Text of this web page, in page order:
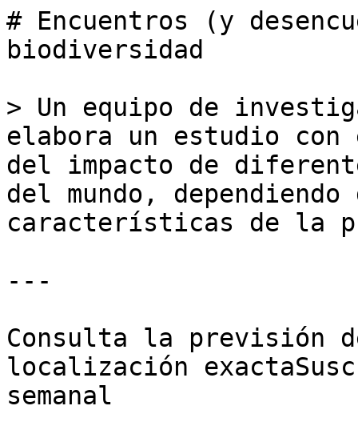
# Encuentros (y
biodiversidad
> Un equipo de
elabora un estudio
del impacto de
del mundo,
características de la
---
Consulta la previsión
localización
semanal